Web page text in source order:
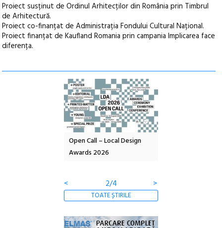
Proiect susținut de Ordinul Arhitecților din România prin Timbrul
de Arhitectură.
Proiect co-finanțat de Administrația Fondului Cultural Național.
Proiect finanțat de Kaufland Romania prin campania Implicarea face
diferența.
Open Call – Local Design
Awards 2026
<
2/4 >
TOATE ȘTIRILE